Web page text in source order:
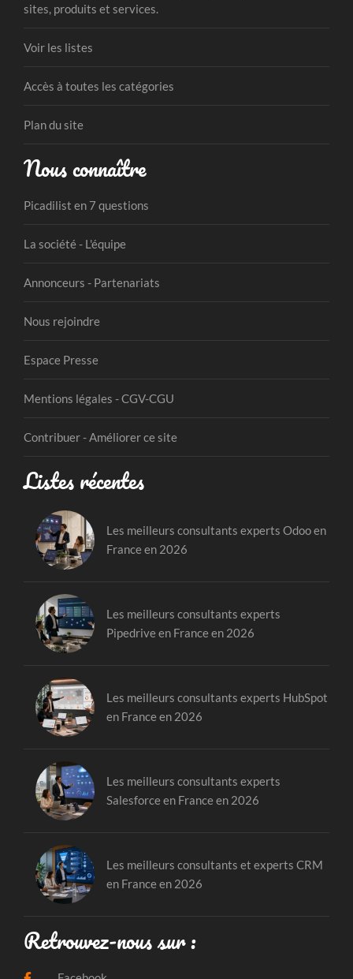
sites, produits et services.
Voir les listes
Accès à toutes les catégories
Plan du site
Nous connaître
Picadilist en 7 questions
La société - L'équipe
Annonceurs - Partenariats
Nous rejoindre
Espace Presse
Mentions légales - CGV-CGU
Contribuer - Améliorer ce site
Listes récentes
Les meilleurs consultants experts Odoo en
France en 2026
Les meilleurs consultants experts
Pipedrive en France en 2026
Les meilleurs consultants experts HubSpot
en France en 2026
Les meilleurs consultants experts
Salesforce en France en 2026
Les meilleurs consultants et experts CRM
en France en 2026
Retrouvez-nous sur :